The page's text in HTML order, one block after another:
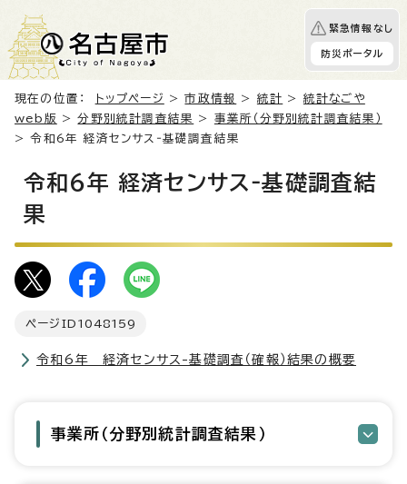
緊急情報なし
防災ポータル
現在の位置： トップページ >市政情報 > 統計 > 統計なごや
web版 >分野別統計調査結果 > 事業所（分野別統計調査結果）
> 令和6年 経済センサス‐基礎調査結果
令和6年 経済センサス‐基礎調査結
果
ページID 1048159
令和6年 経済センサス-基礎調査（確報）結果の概要
事業所（分野別統計調査結果）